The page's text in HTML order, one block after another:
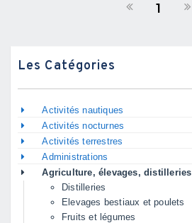
1
Les Catégories
Activités nautiques
Activités nocturnes
Activités terrestres
Administrations
Agriculture, élevages, distilleries
Distilleries
Elevages bestiaux et poulets
Fruits et légumes